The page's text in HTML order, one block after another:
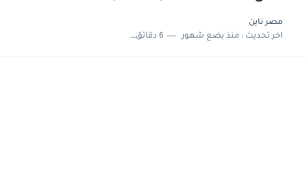
مصر ناين
اخر تحديث :منذ بضع شهور 6 دقائق للقراءة